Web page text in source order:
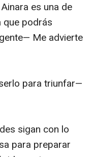
es una de
que podrás
Me advierte
para triunfar—
sigan con lo
para preparar